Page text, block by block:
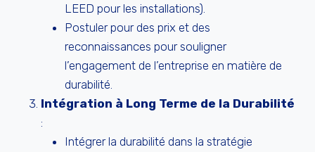
LEED pour les installations).
Postuler pour des prix et des
reconnaissances pour souligner
l’engagement de l’entreprise en matière de
durabilité.
Intégration à Long Terme de la Durabilité
:
Intégrer la durabilité dans la stratégie